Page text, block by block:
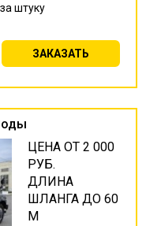
за штуку
ЗАКАЗАТЬ
ЦЕНА ОТ 2 000
РУБ.
ДЛИНА
ШЛАНГА ДО 60
М